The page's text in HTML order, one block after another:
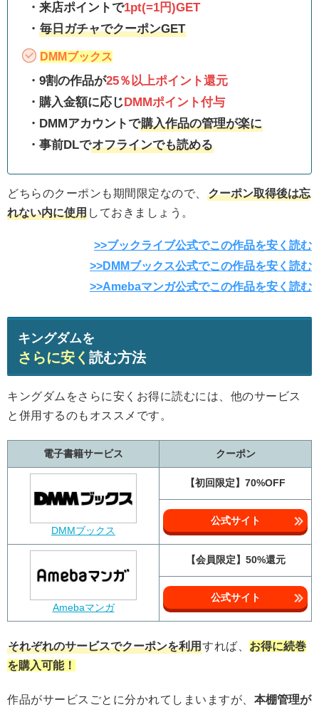
・来店ポイントで1pt(=1円)GET
・ 毎日ガチャでクーポンGET
DMMブックス
・9割の作品が25％以上ポイント還元
・購入金額に応じ DMMポイント付与
・DMMアカウントで購入作品の管理が楽に
・事前DLでオフラインでも読める
どちらのクーポンも期間限定なので、 クーポン取得後は忘
れない内に使用 しておきましょう。
>>ブックライブ公式でこの作品を安く読む
>>DMMブックス公式でこの作品を安く読む
>>Amebaマンガ公式でこの作品を安く読む
キングダムを
さらに安く 読む方法
キングダムをさらに安くお得に読むには、他のサービス
と併用するのもオススメです。
電子書籍サービス クーポン
DMMブックス
【初回限定】70%OFF
公式サイト
Amebaマンガ
【会員限定】50%還元
公式サイト
それぞれのサービスでクーポンを利用すれば、 お得に続巻
を購入可能！
作品がサービスごとに分かれてしまいますが、 本棚管理が